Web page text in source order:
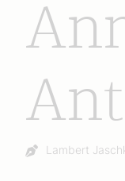
Autor:
Lambert